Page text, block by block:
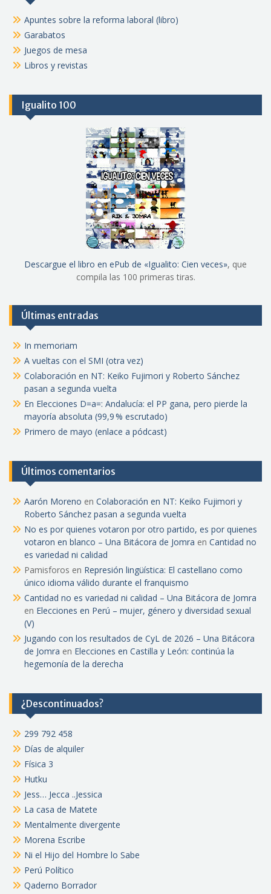
Apuntes sobre la reforma laboral (libro)
Garabatos
Juegos de mesa
Libros y revistas
Igualito 100
Descargue el libro en ePub de «Igualito: Cien veces», que
compila las 100 primeras tiras.
Últimas entradas
In memoriam
A vueltas con el SMI (otra vez)
Colaboración en NT: Keiko Fujimori y Roberto Sánchez
pasan a segunda vuelta
En Elecciones D=a=: Andalucía: el PP gana, pero pierde la
mayoría absoluta (99,9 % escrutado)
Primero de mayo (enlace a pódcast)
Últimos comentarios
Aarón Moreno en Colaboración en NT: Keiko Fujimori y
Roberto Sánchez pasan a segunda vuelta
No es por quienes votaron por otro partido, es por quienes
votaron en blanco – Una Bitácora de Jomra en Cantidad no
es variedad ni calidad
Pamisforos en Represión lingüística: El castellano como
único idioma válido durante el franquismo
Cantidad no es variedad ni calidad – Una Bitácora de Jomra
en Elecciones en Perú – mujer, género y diversidad sexual
(V)
Jugando con los resultados de CyL de 2026 – Una Bitácora
de Jomra en Elecciones en Castilla y León: continúa la
hegemonía de la derecha
¿Descontinuados?
299 792 458
Días de alquiler
Física 3
Hutku
Jess… Jecca ..Jessica
La casa de Matete
Mentalmente divergente
Morena Escribe
Ni el Hijo del Hombre lo Sabe
Perú Político
Qaderno Borrador